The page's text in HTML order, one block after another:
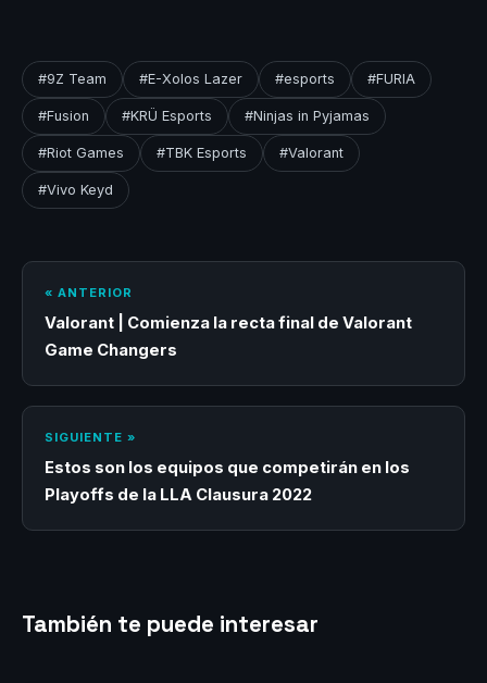
Ninjas in Pyjamas en un
Bo5 desde Costa
Salguero, Argentina con
todo el apoyo de su
público. El…
#9Z Team #E-Xolos Lazer #esports #FURIA
#Fusion #KRÜ Esports #Ninjas in Pyjamas
#Riot Games #TBK Esports #Valorant
#Vivo Keyd
« ANTERIOR
Valorant | Comienza la recta final de Valorant
Game Changers
SIGUIENTE »
Estos son los equipos que competirán en los
Playoffs de la LLA Clausura 2022
También te puede interesar